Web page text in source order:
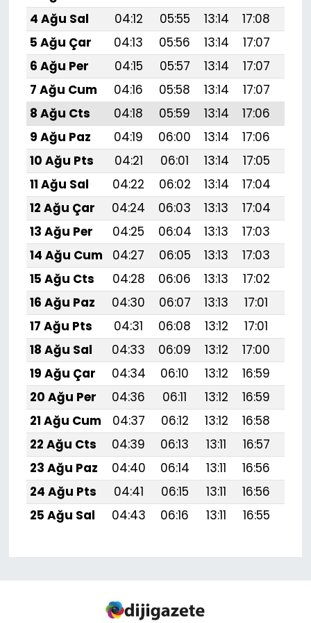
4 Ağu Sal
04:12 05:55 13:14 17:08
5 Ağu Çar
04:13 05:56 13:14 17:07
6 Ağu Per
04:15 05:57 13:14 17:07
7 Ağu Cum
04:16 05:58 13:14 17:07
8 Ağu Cts
04:18 05:59 13:14 17:06
9 Ağu Paz
04:19 06:00 13:14 17:06
10 Ağu Pts
04:21 06:01 13:14 17:05
11 Ağu Sal
04:22 06:02 13:14 17:04
12 Ağu Çar
04:24 06:03 13:13 17:04
13 Ağu Per
04:25 06:04 13:13 17:03
14 Ağu Cum
04:27 06:05 13:13 17:03
15 Ağu Cts
04:28 06:06 13:13 17:02
16 Ağu Paz
04:30 06:07 13:13 17:01
17 Ağu Pts
04:31 06:08 13:12 17:01
18 Ağu Sal
04:33 06:09 13:12 17:00
19 Ağu Çar
04:34 06:10 13:12 16:59
20 Ağu Per
04:36 06:11 13:12 16:59
21 Ağu Cum
04:37 06:12 13:12 16:58
22 Ağu Cts
04:39 06:13 13:11 16:57
23 Ağu Paz
04:40 06:14 13:11 16:56
24 Ağu Pts
04:41 06:15 13:11 16:56
25 Ağu Sal
04:43 06:16 13:11 16:55